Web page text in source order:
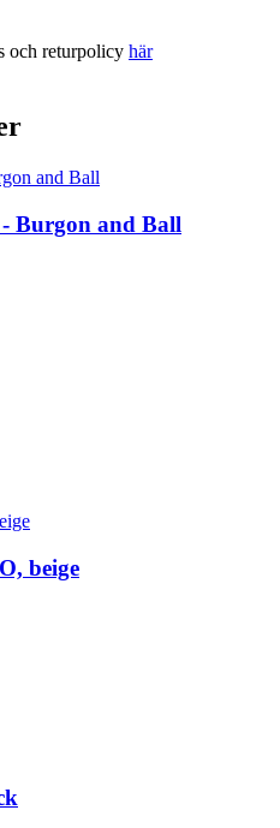
och returpolicy här
Burgon and Ball
beige